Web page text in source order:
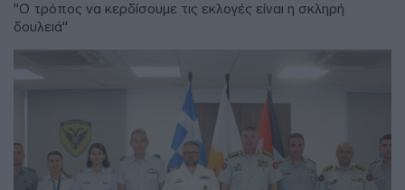
"Ο τρόπος να κερδίσουμε τις εκλογές είναι η σκληρή
δουλειά"